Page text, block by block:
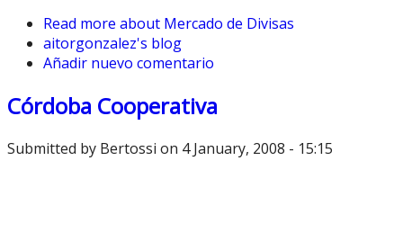
Read more about Mercado de Divisas
aitorgonzalez's blog
Añadir nuevo comentario
Córdoba Cooperativa
Submitted by Bertossi on 4 January, 2008 - 15:15